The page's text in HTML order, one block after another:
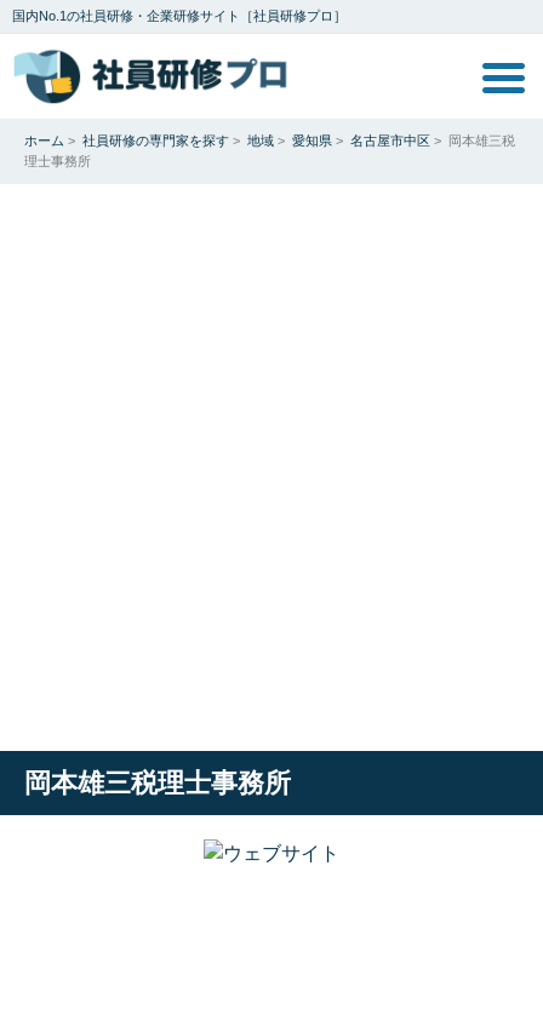
国内No.1の社員研修・企業研修サイト［社員研修プロ］
ホーム > 社員研修の専門家を探す > 地域 > 愛知県 > 名古屋市中区 >
岡本雄三税
理士事務所
岡本雄三税理士事務所